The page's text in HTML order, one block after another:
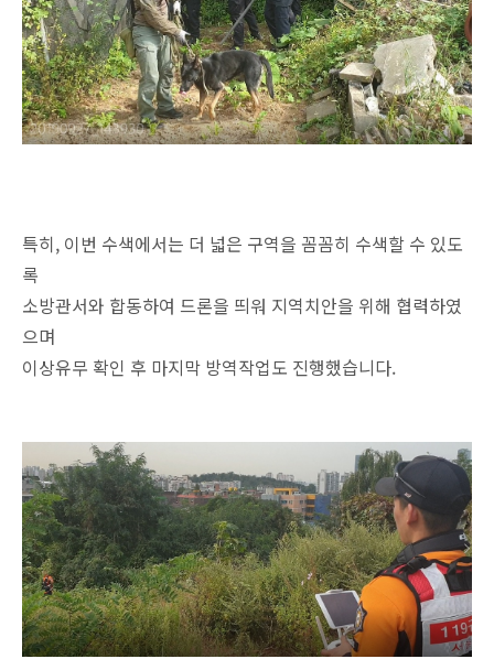
특히, 이번 수색에서는 더 넓은 구역을 꼼꼼히 수색할 수 있도
록
소방관서와 합동하여 드론을 띄워 지역치안을 위해 협력하였
으며
이상유무 확인 후 마지막 방역작업도 진행했습니다.